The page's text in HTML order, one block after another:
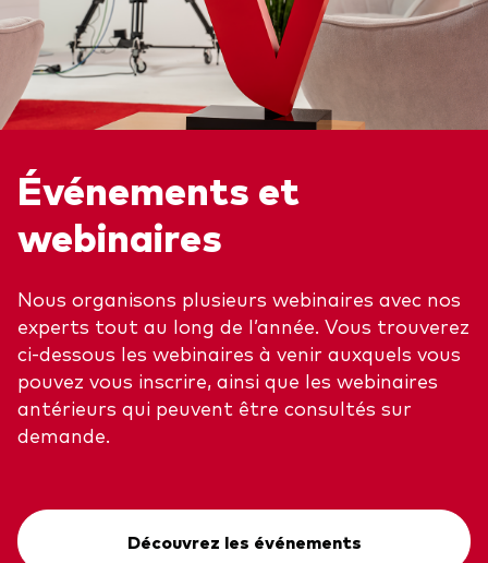
Événements et
webinaires
Nous organisons plusieurs webinaires avec nos
experts tout au long de l’année. Vous trouverez
ci-dessous les webinaires à venir auxquels vous
pouvez vous inscrire, ainsi que les webinaires
antérieurs qui peuvent être consultés sur
demande.
Découvrez les événements